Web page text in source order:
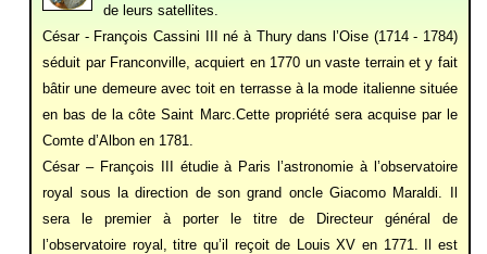
de leurs satellites.
César - François Cassini III né à Thury dans l’Oise (1714 - 1784)
séduit par Franconville, acquiert en 1770 un vaste terrain et y fait
bâtir une demeure avec toit en terrasse à la mode italienne située
en bas de la côte Saint Marc.Cette propriété sera acquise par le
Comte d’Albon en 1781.
César – François III étudie à Paris l’astronomie à l’observatoire
royal sous la direction de son grand oncle Giacomo Maraldi. Il
sera le premier à porter le titre de Directeur général de
l’observatoire royal, titre qu’il reçoit de Louis XV en 1771. Il est